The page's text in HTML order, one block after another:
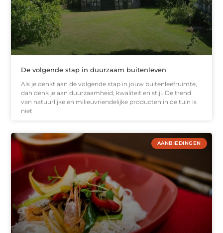
De volgende stap in duurzaam buitenleven
Als je denkt aan de volgende stap in jouw buitenleefruimte,
dan denk je aan duurzaamheid, kwaliteit en stijl. De trend
van natuurlijke en milieuvriendelijke producten in de tuin is
niet
AANBIEDINGEN